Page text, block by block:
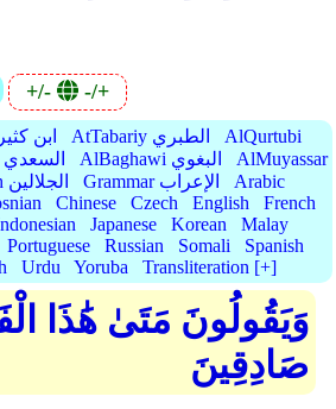
+/- -/+
IbnKathir ابن كثير AtTabariy الطبري
AlQurtubi
AsSaadiyy السعدي AlBaghawi البغوي
AlMuyassar
AlJalalain الجلالين Grammar الإعراب
Arabic
Chinese Czech English
French
Japanese Korean
Malay
Portuguese Russian Somali
Spanish
Urdu Yoruba Transliteration [+]
وَيَقُولُونَ مَتَىٰ هَٰذَا
صَادِقِينَ